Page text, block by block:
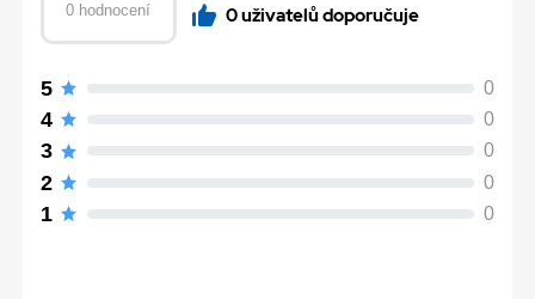
0 hodnocení 0 uživatelů doporučuje
5 0
4 0
3 0
2 0
1 0